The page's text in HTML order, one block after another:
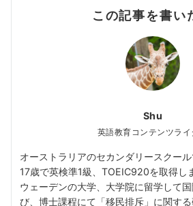
この記事を書い
Shu
英語教育コンテンツライ
オーストラリアのセカンダリースクール
17歳で英検準1級、TOEIC920を取得し
ウェーデンの大学、大学院に留学して
び、博士課程にて「移民排斥」に関する